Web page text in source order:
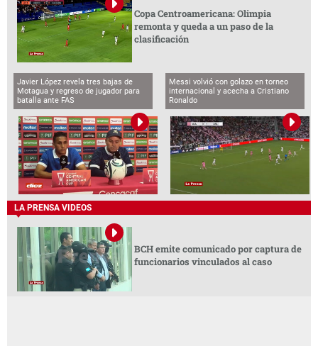
Copa Centroamericana: Olimpia
remonta y queda a un paso de la
clasificación
Javier López revela tres bajas de
Motagua y regreso de jugador para
batalla ante FAS
Messi volvió con golazo en torneo
internacional y acecha a Cristiano
Ronaldo
LA PRENSA VIDEOS
BCH emite comunicado por captura de
funcionarios vinculados al caso